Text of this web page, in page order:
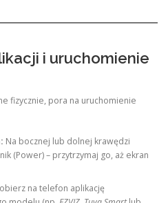
i uruchomienie
fizycznie, pora na uruchomienie
Na bocznej lub dolnej krawędzi
(Power) – przytrzymaj go, aż ekran
na telefon aplikację